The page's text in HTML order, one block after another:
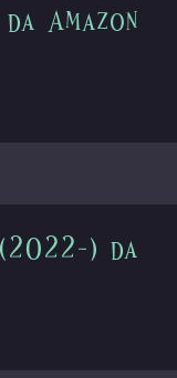
Amazon
) da